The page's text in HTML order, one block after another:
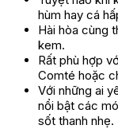
hùm hay cá
Hài hòa cùng
kem.
Rất phù hợp
Comté hoặc
Với những ai
nổi bật các
sốt thanh nhẹ.